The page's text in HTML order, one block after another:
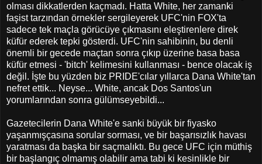
olması dikkatlerden kaçmadı. Hatta White, her zamanki
faşist tarzından örnekler sergileyerek UFC'nin FOX'ta
sadece tek maçla görücüye çıkmasını eleştirenlere direk
küfür ederek tepki gösterdi. UFC'nin sahibinin, bu denli
önemli bir gecede maçtan sonra çıkıp üzerine basa basa
küfür etmesi - 'bitch' kelimesini kullanması - bence olacak iş
değil. İşte bu yüzden biz PRIDE'cılar yıllarca Dana White'tan
nefret ettik... Neyse... White, ancak Dos Santos'un
yorumlarından sonra gülümseyebildi...
Gazetecilerin Dana White'e sanki büyük bir fiyasko
yaşanmışçasına sorular sorması, ve bir başarısızlık havası
yaratması da başka bir saçmalıktı. Bu gece UFC için müthiş
bir başlangıç olmamış olabilir ama tabi ki kesinlikle bir